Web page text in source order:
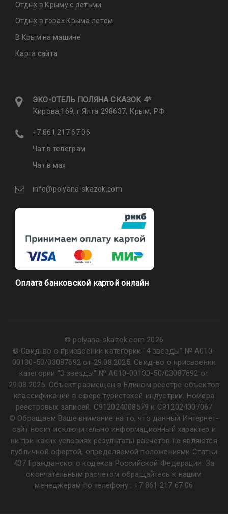
Отдых в Крыму с детьми
Отдых в горах Крыма летом
В Крым на машине
Карта сайта
ЭКО-ОТЕЛЬ ПОЛЯНА CКАЗОК 4*
Кирова,169, г.Ялта 298637, Крым, РФ
+7 861 217 67 06
Чат в телеграм
Чат в мах
info@polyana-skazok.com
Оплата банковской картой онлайн
© polyana-skazok.com 2026
© Свид-во о присвоении категории "4 звезды" № А010-
00130-50/03087692 от 29.08.2025. Свид-во о присвоении
категории "3 звезды" № А010-00130-50/03087692 от
29.08.2025. Объект размещен в Едином реестре объектов
классификации в сфере туристской индустрии. Номера
реестровых записей: С912024008579 и С912024007067
© Обращаем Ваше внимание на то, что данный Интернет-
сайт носит исключительно информационный характер и
ни при каких условиях результаты расчетов не являются
публичной офертой, определяемой положениями Статьи
437 Гражданского кодекса Российской Федерации. За
окончательным расчетом обращайтесь к нашим
менеджерам по телефону : +7 861 217 67 06